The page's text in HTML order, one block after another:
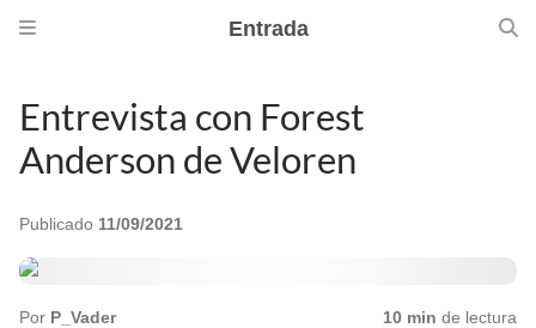
Entrada
Entrevista con Forest
Anderson de Veloren
Publicado 11/09/2021
Por P_Vader 10 min de lectura